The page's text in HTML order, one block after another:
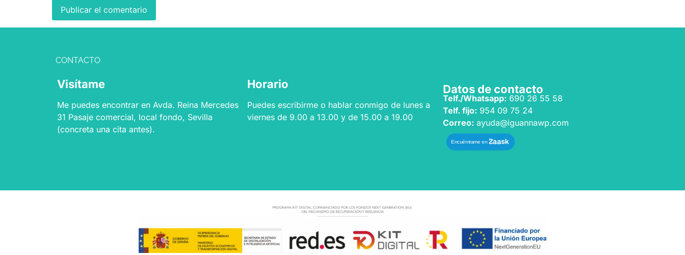
CONTACTO
Visítame
Me puedes encontrar en Avda. Reina Mercedes
31 Pasaje comercial, local fondo, Sevilla
(concreta una cita antes).
Horario
Puedes escribirme o hablar conmigo de lunes a
viernes de 9.00 a 13.00 y de 15.00 a 19.00
Datos de contacto
Telf./Whatsapp: 690 26 55 58
Telf. fijo: 954 09 75 24
Correo: ayuda@iguannawp.com